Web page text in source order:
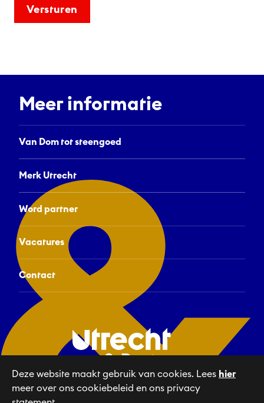
Meer informatie
Van Dom tot steengoed
Merk Utrecht
Word partner
Vacatures
Contact
Linkedin
Deze website maakt gebruik van cookies. Lees hier
meer over ons cookiebeleid en ons privacy